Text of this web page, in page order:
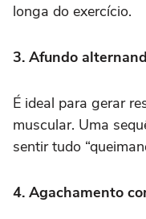
longa do exercício.
3. Afundo
É ideal para gerar
muscular. Uma
sentir tudo
4. Agachamento